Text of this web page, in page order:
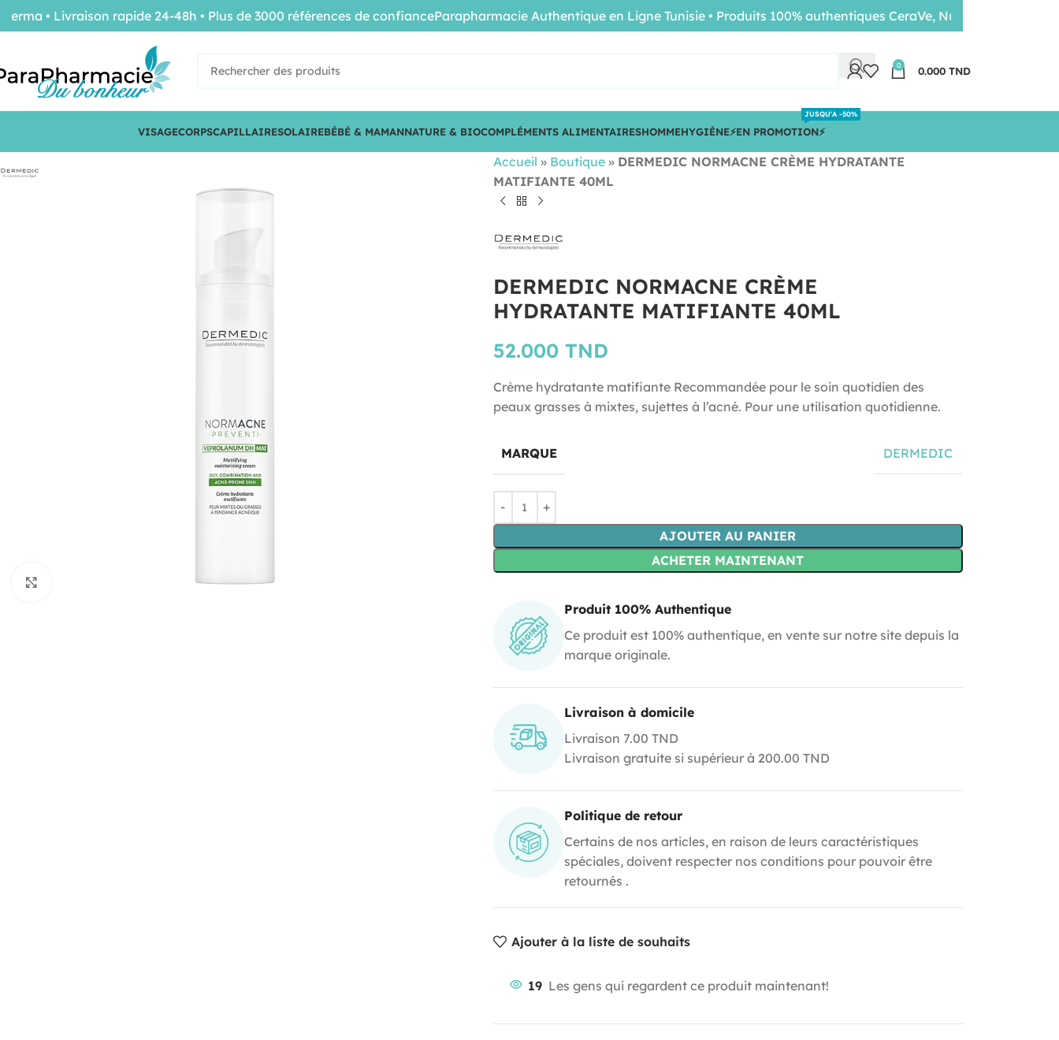
0 0.000 TND
VISAGECORPSCAPILLAIRESOLAIREBÉBÉ & MAMANNATURE & BIOCOMPLÉMENTS ALIMENTAIRESHOMMEHYGIÈNE⚡️EN PROMOTION⚡️
JUSQU'A -50%
Accueil » Boutique» DERMEDIC NORMACNE CRÈME HYDRATANTE
MATIFIANTE 40ML
DERMEDIC NORMACNE CRÈME
HYDRATANTE MATIFIANTE 40ML
52.000 TND
Crème hydratante matifiante Recommandée pour le soin quotidien des
peaux grasses à mixtes, sujettes à l’acné. Pour une utilisation quotidienne.
MARQUE DERMEDIC
AJOUTER AU PANIER
ACHETER MAINTENANT
Produit 100% Authentique
Ce produit est 100% authentique, en vente sur notre site depuis la
marque originale.
Livraison à domicile
Livraison 7.00 TND
Livraison gratuite si supérieur à 200.00 TND
Politique de retour
Certains de nos articles, en raison de leurs caractéristiques
spéciales, doivent respecter nos conditions pour pouvoir être
retournés .
Ajouter à la liste de souhaits
19 Les gens qui regardent ce produit maintenant!
• Livraison rapide 24-48h • Plus de 3000 références de confianceParapharmacie Authentique en Ligne Tunisie • Produits 100% authentiques CeraVe, Nuxe, Bioderma •